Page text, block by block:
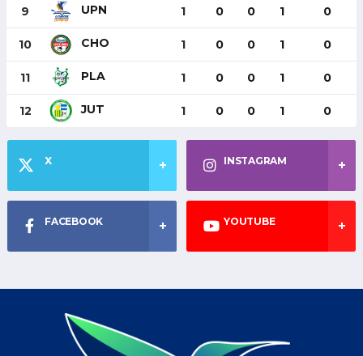
9 UPN 1 0 0 1 0
10 CHO 1 0 0 1 0
11 PLA 1 0 0 1 0
12 JUT 1 0 0 1 0
X INSTAGRAM
FACEBOOK YOUTUBE